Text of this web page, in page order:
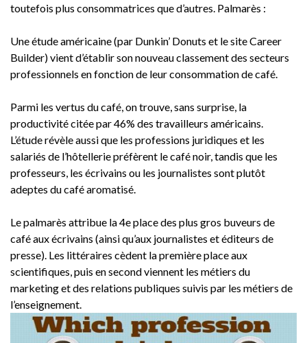
toutefois plus consommatrices que d’autres. Palmarès :
Une étude américaine (par Dunkin’ Donuts et le site Career
Builder) vient d’établir son nouveau classement des secteurs
professionnels en fonction de leur consommation de café.
Parmi les vertus du café, on trouve, sans surprise, la
productivité citée par 46% des travailleurs américains.
L’étude révèle aussi que les professions juridiques et les
salariés de l’hôtellerie préfèrent le café noir, tandis que les
professeurs, les écrivains ou les journalistes sont plutôt
adeptes du café aromatisé.
Le palmarès attribue la 4e place des plus gros buveurs de
café aux écrivains (ainsi qu’aux journalistes et éditeurs de
presse). Les littéraires cèdent la première place aux
scientifiques, puis en second viennent les métiers du
marketing et des relations publiques suivis par les métiers de
l’enseignement.